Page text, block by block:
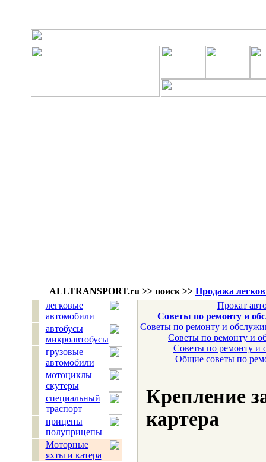
ALLTRANSPORT.ru >> поиск >> Продажа
легковые
автомобили
автобусы
микроавтобусы
грузовые
автомобили
мотоциклы
скутеры
специальный
траспорт
прицепы
полуприцепы
Моторные
яхты и катера
Прокат
Советы по ремонту и
Советы по ремонту и
Советы по ремонту и
Советы по ремонту и
Общие советы по
Крепление
картера